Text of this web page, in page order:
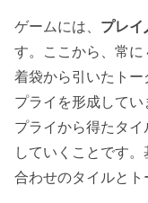
ゲームには、 プレ
す。ここから、常
着袋から引いたト
プライを形成して
プライから得たタ
していくことです
合わせのタイルとト